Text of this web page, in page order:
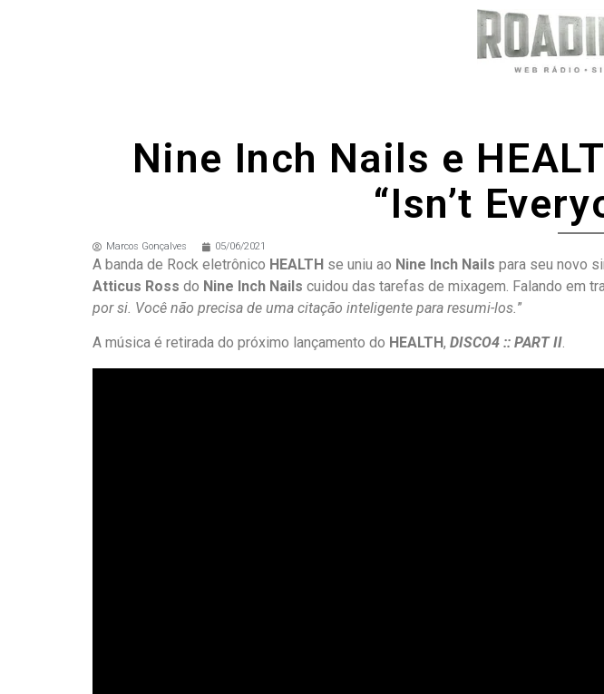
Nine Inch Nails e
“Isn’t
Marcos Gonçalves 05/06/2021
A banda de Rock eletrônico HEALTH se uniu ao Nine Inch Nails para seu novo
Atticus Ross do Nine Inch Nails cuidou das tarefas de mixagem. Falando em
por si. Você não precisa de uma citação inteligente para resumi-los.”
A música é retirada do próximo lançamento do HEALTH, DISCO4 :: PART II.